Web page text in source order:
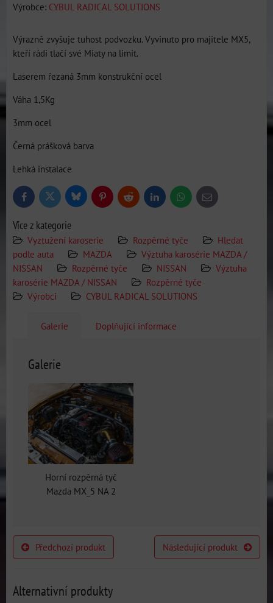
Výrobce: CYBUL RADICAL SOLUTIONS
Výrazně zvyšuje tuhost podvozku. Vyvinuto pro majitele MX5,
kteří rádi tlačí své Miaty na limit.
Laserem řezaná 3mm konstrukční ocel
Váha 1,5Kg
3mm ocel
Černá prášková barva
Lehká instalace
FacebookTwitter BlueskyPinterestReddit LinkedInWhatsApp
E-
mail
Více z kategorie
Vyztužení karoserie Rozpěrné tyče
Hledat
podle auta
MAZDA
Výztuha karosérie MAZDA /
NISSAN
Rozpěrné tyče NISSAN
Výztuha
karosérie MAZDA / NISSAN
Rozpěrné tyče
Výrobci
CYBUL RADICAL SOLUTIONS
Galerie Doplňující informace
Galerie
Horní rozpěrná tyč
Mazda MX_5 NA 2
Předchozí produkt Následující produkt
Alternativní produkty